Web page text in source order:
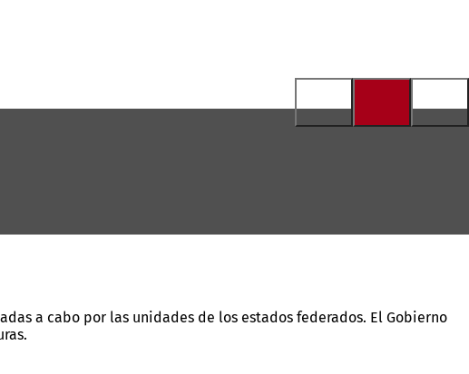
a cabo por las unidades de los estados federados. El Gobierno